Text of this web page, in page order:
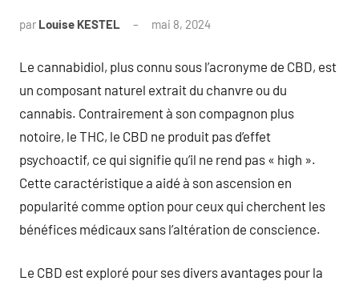
par Louise KESTEL mai 8, 2024
Le cannabidiol, plus connu sous l’acronyme de CBD, est
un composant naturel extrait du chanvre ou du
cannabis. Contrairement à son compagnon plus
notoire, le THC, le CBD ne produit pas d’effet
psychoactif, ce qui signifie qu’il ne rend pas « high ».
Cette caractéristique a aidé à son ascension en
popularité comme option pour ceux qui cherchent les
bénéfices médicaux sans l’altération de conscience.
Le CBD est exploré pour ses divers avantages pour la